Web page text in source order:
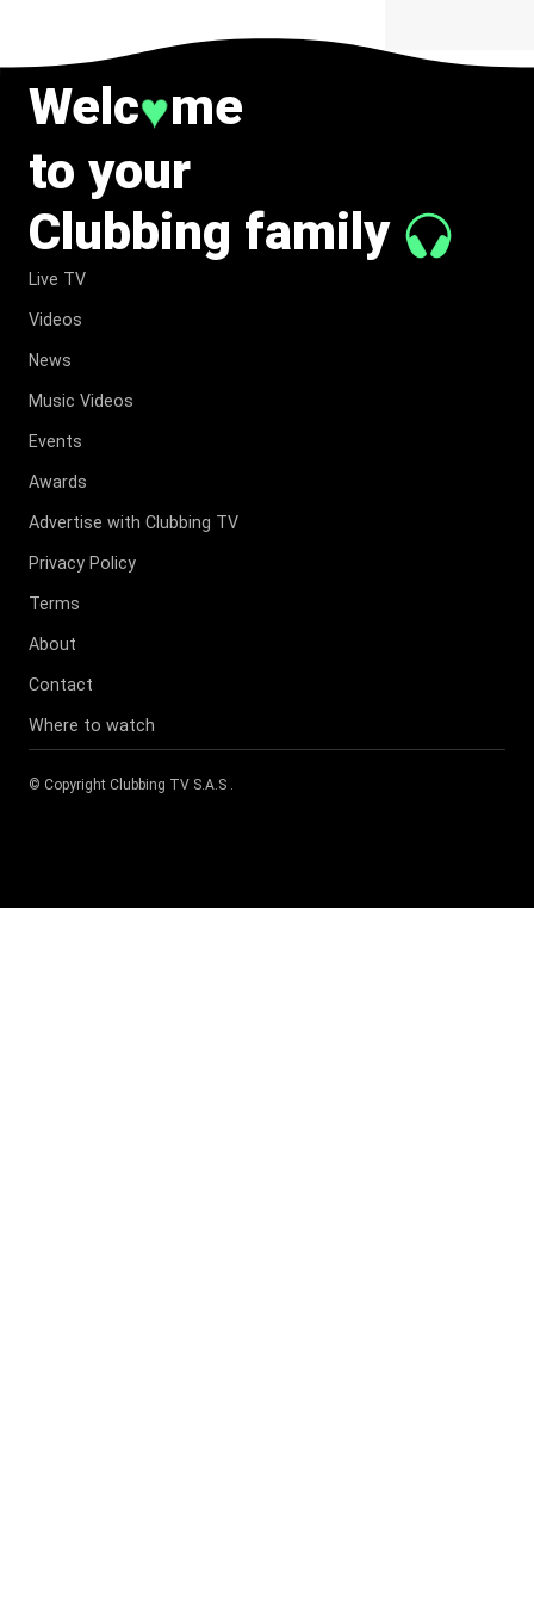
Welc♥me
to your
Clubbing family
Live TV
Videos
News
Music Videos
Events
Awards
Advertise with Clubbing TV
Privacy Policy
Terms
About
Contact
Where to watch
© Copyright Clubbing TV S.A.S